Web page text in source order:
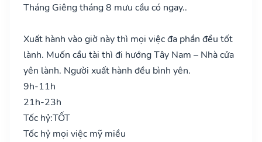
Tháng Giêng tháng 8 mưu cầu có ngay..
Xuất hành vào giờ này thì mọi việc đa phần đều tốt
lành. Muốn cầu tài thì đi hướng Tây Nam – Nhà cửa
yên lành. Người xuất hành đều bình yên.
9h-11h
21h-23h
Tốc hỷ:TỐT
Tốc hỷ mọi việc mỹ miều